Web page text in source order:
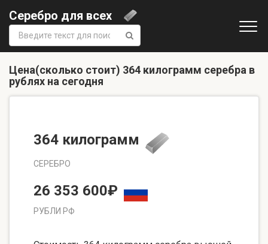
Серебро для всех
Поиск:
Цена(сколько стоит) 364 килограмм серебра в
рублях на сегодня
364 килограмм
СЕРЕБРО
26 353 600₽
РУБЛИ РФ